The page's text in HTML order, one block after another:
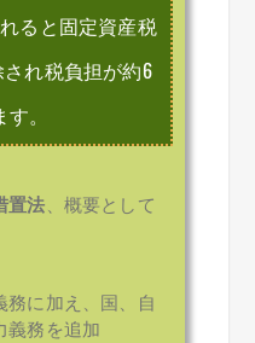
ると固定資産税
れ税負担が約6
。
置法、概要として
務に加え、国、自
義務を追加